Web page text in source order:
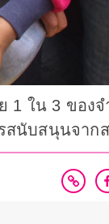
1 ใน 3 ขอ
สนับสนุนจาก